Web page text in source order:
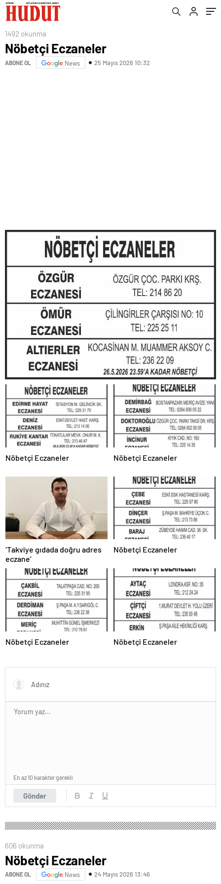
1492 okunma
Nöbetçi Eczaneler
ABONE OL News 25 Mayıs 2026 10:32
Nöbetçi Eczaneler Nöbetçi Eczaneler
‘Takviye gıdada doğru adres
eczane’
Nöbetçi Eczaneler
Nöbetçi Eczaneler Nöbetçi Eczaneler
Gönder
En az 10 karakter gerekli
606 okunma
Nöbetçi Eczaneler
ABONE OL News 24 Mayıs 2026 13:46